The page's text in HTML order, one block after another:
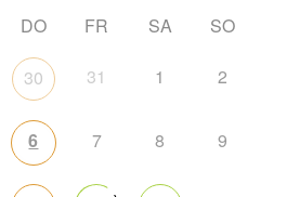
DO FR SA SO
30 31 1 2
6 7 8 9